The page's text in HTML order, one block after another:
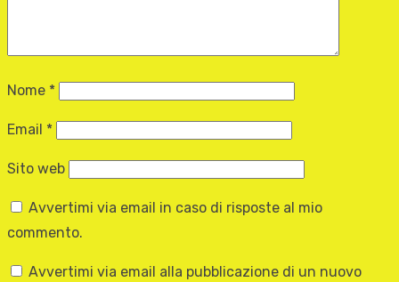
Nome *
Email *
Sito web
Avvertimi via email in caso di risposte al mio
commento.
Avvertimi via email alla pubblicazione di un nuovo